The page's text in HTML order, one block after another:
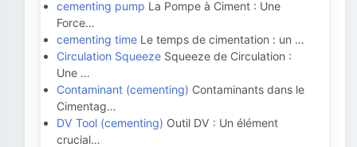
cementing pump La Pompe à Ciment : Une
Force…
cementing time Le temps de cimentation : un …
Circulation Squeeze Squeeze de Circulation :
Une …
Contaminant (cementing) Contaminants dans le
Cimentag…
DV Tool (cementing) Outil DV : Un élément
crucial…